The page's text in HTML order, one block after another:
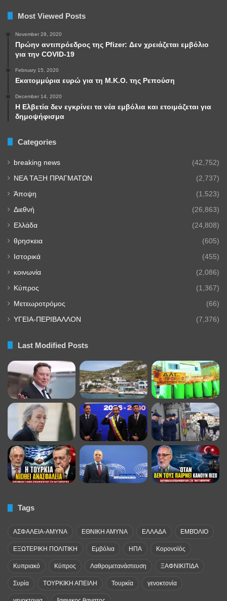
Most Viewed Posts
November 28, 2020
Πρώην αντιπρόεδρος της Pfizer: Δεν χρειάζεται εμβόλιο
για την COVID-19
February 15, 2020
Εκατομμύρια ευρώ για τη Μ.Κ.Ο. της Ρεπούση
December 14, 2020
Η Ελβετία δεν εγκρίνει τα νέα εμβόλια και ετοιμάζεται για
δημοψήφισμα
Categories
breaking news (42,752)
NEA TAΞΗ ΠΡΑΓΜΑΤΩΝ (2,737)
Άποψη (1,523)
Διεθνή (26,863)
Ελλάδα (24,808)
θρησκεια (605)
Ιστορικά (455)
κοινωνία (2,086)
Κύπρος (1,367)
Μετεωροτρόμος (66)
ΥΓΕΙΑ-ΠΕΡΙΒΑΛΛΟΝ (7,376)
Last Modified Posts
Tags
ΑΣΦΑΛΕΙΑ-ΑΜΥΝΑ ΕΘΝΙΚΗ ΑΜΥΝΑ ΕΛΛΑΔΑ ΕΜΒΌΛΙΟ
ΕΞΩΤΕΡΙΚΗ ΠΟΛΙΤΙΚΗ Εμβόλια ΗΠΑ Κορονοϊός
Κυπριακό Κύπρος Λαθρομετανάστευση ΞΑΦΝΙΚΙΤΙΔΑ
Συρία ΤΟΥΡΚΙΚΗ ΑΠΕΙΛΗ Τουρκία γενοκτονία